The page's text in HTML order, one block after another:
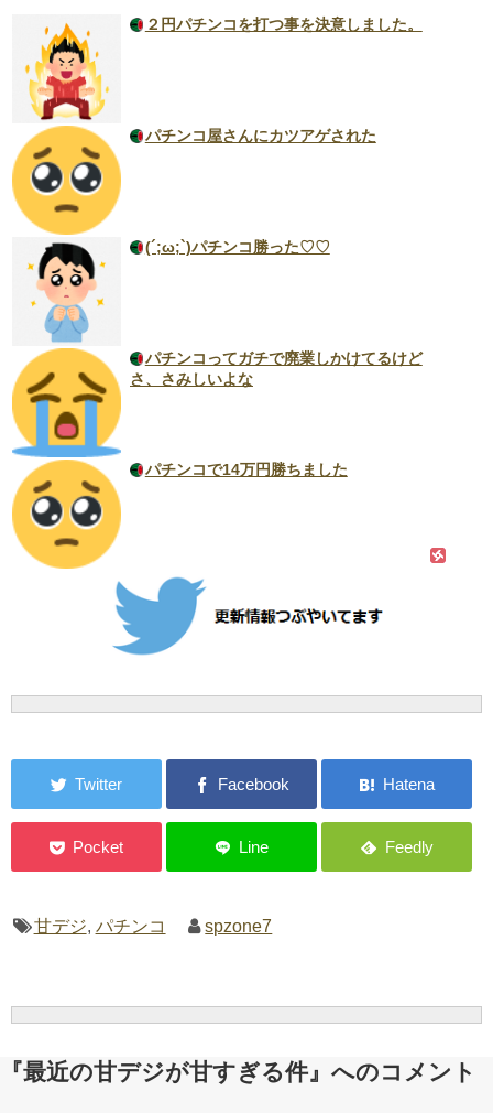
２円パチンコを打つ事を決意しました。
パチンコ屋さんにカツアゲされた
(´;ω;`)パチンコ勝った♡♡
パチンコってガチで廃業しかけてるけど
さ、さみしいよな
パチンコで14万円勝ちました
甘デジ, パチンコ spzone7
『最近の甘デジが甘すぎる件』へのコメント